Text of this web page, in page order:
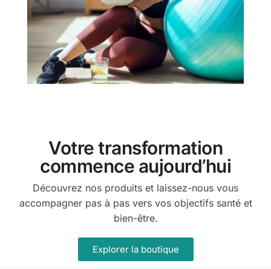
Votre transformation
commence aujourd’hui
Découvrez nos produits et laissez-nous vous
accompagner pas à pas vers vos objectifs santé et
bien-être.
Explorer la boutique